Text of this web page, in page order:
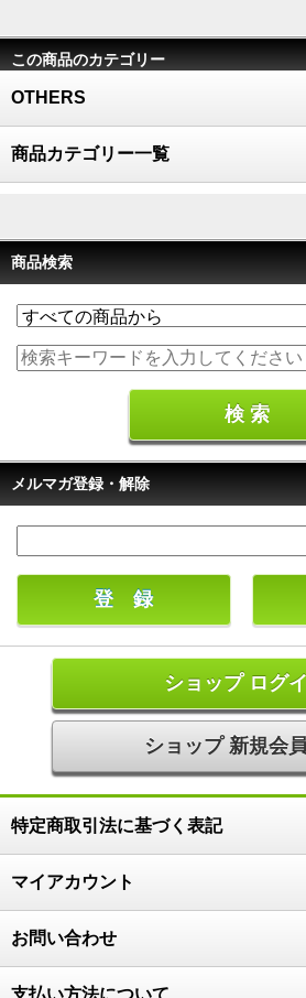
この商品のカテゴリー
OTHERS
商品カテゴリー一覧
商品検索
メルマガ登録・解除
ショップ ログ
ショップ 新規会
特定商取引法に基づく表記
マイアカウント
お問い合わせ
支払い方法について